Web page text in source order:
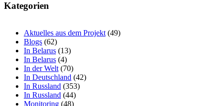
Kategorien
Aktuelles aus dem Projekt (49)
Blogs (62)
In Belarus (13)
In Belarus (4)
In der Welt (70)
In Deutschland (42)
In Russland (353)
In Russland (44)
Monitoring (48)